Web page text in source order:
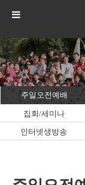
주일오전예배
집회/세미나
인터넷생방송